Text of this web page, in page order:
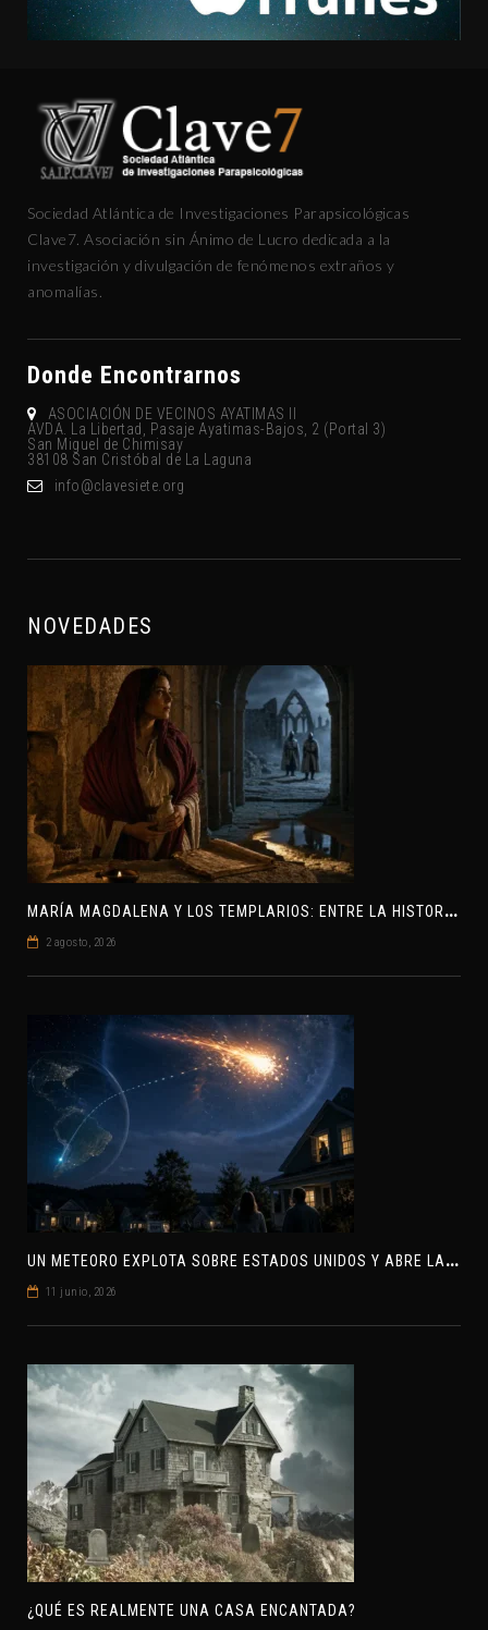
Sociedad Atlántica de Investigaciones Parapsicológicas
Clave7. Asociación sin Ánimo de Lucro dedicada a la
investigación y divulgación de fenómenos extraños y
anomalías.
Donde Encontrarnos
ASOCIACIÓN DE VECINOS AYATIMAS II
AVDA. La Libertad, Pasaje Ayatimas-Bajos, 2 (Portal 3)
San Miguel de Chimisay
38108 San Cristóbal de La Laguna
gro.eteisevalc@ofni
NOVEDADES
M
ARÍA MAGDALENA Y LOS TEMPLARIOS: ENTRE LA HISTORIA Y EL MISTERIO
2 agosto, 2026
U
N METEORO EXPLOTA SOBRE ESTADOS UNIDOS Y ABRE LA PISTA DE POLAR-IM, UN POSIBLE VISITANTE INTERESTELAR
11 junio, 2026
¿QUÉ ES REALMENTE UNA CASA ENCANTADA?